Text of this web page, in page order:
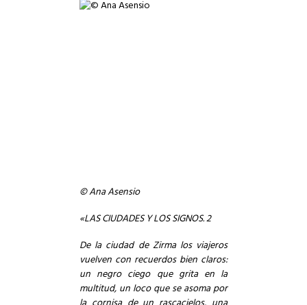
© Ana Asensio
«LAS CIUDADES Y LOS SIGNOS. 2
De la ciudad de Zirma los viajeros
vuelven con recuerdos bien claros:
un negro ciego que grita en la
multitud, un loco que se asoma por